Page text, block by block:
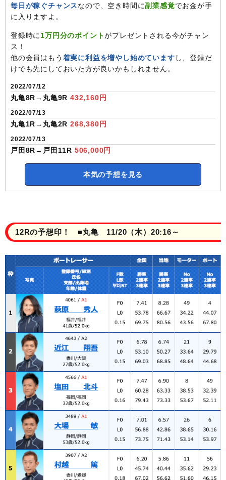
毎日が稼ぐチャンスなので、空き時間に副業感覚でお金が手
に入りますよ。
登録時に 1万円分のポイントがプレゼントされる今がチャン
ス！
他の会員はもう 着実に利益を増やし始めています し、登録だ
けでも先にしておいた方が良いかもしれません。
2022/07/12
丸亀8R→丸亀9R 432,160円
2022/07/13
丸亀1R→丸亀2R 268,380円
2022/07/13
戸田8R→戸田11R 506,000円
本気の予想を見る
12Rの予想印！ ■丸亀 11/20（木）20:16～